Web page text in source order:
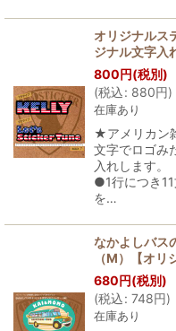
オリジナルス
ジナル文字入
800円(税別)
(税込: 880円)
在庫あり
★アメリカン
文字でロゴみ
入れします。
●1行につき
を…
なかよしバス
（M）【オリ
680円(税別)
(税込: 748円)
在庫あり